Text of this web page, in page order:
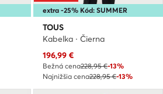
extra -25% Kód: SUMMER
TOUS
Kabelka · Čierna
Aktuálna cena
196,99 €
Bežná cena228,95 €-13%
Najnižšia cena228,95 €-13%